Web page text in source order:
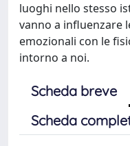
luoghi nello stesso
vanno a influenzare
emozionali con le
intorno a noi.
Scheda breve
Scheda